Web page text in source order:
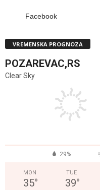
Facebook
VREMENSKA PROGNOZA
POZAREVAC,RS
Clear Sky
29%
MON
35°
TUE
39°